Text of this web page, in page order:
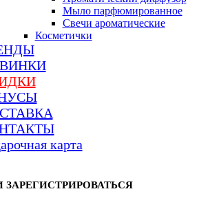
Мыло парфюмированное
Свечи ароматические
Косметички
карта